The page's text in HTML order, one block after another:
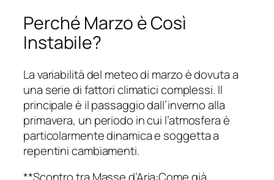
Perché Marzo è Così
Instabile?
La variabilità del meteo di marzo è dovuta a
una serie di fattori climatici complessi. Il
principale è il passaggio dall’inverno alla
primavera, un periodo in cui l’atmosfera è
particolarmente dinamica e soggetta a
repentini cambiamenti.